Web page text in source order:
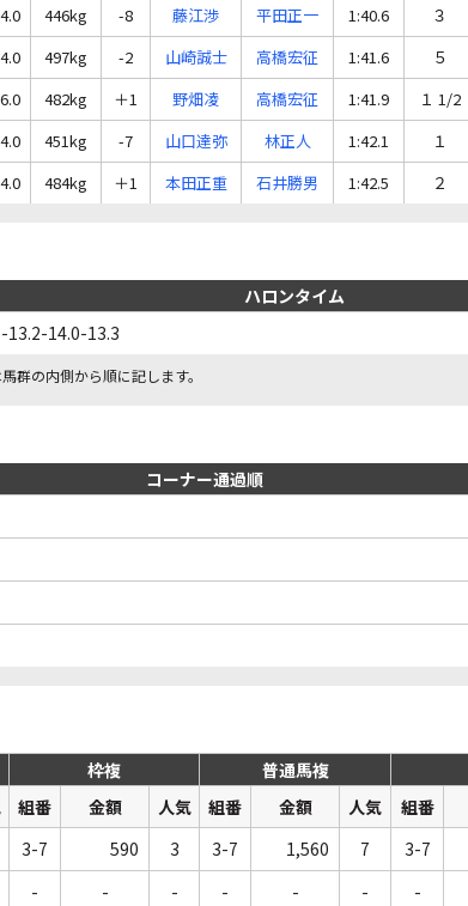
446kg -8 藤江渉 平田正一 1:40.6 ３
497kg -2 山崎誠士 高橋宏征 1:41.6 ５
482kg ＋1 野畑凌 高橋宏征 1:41.9 １ 1/2
451kg -7 山口達弥 林正人 1:42.1 １
484kg ＋1 本田正重 石井勝男 1:42.5 ２
ハロンタイム
13.2-14.0-13.3
群の内側から順に記します。
コーナー通過順
枠複 普通馬複
組番 金額 人気 組番 金額 人気 組番
3-7 590 3 3-7 1,560 7 3-7
- - - - - - -